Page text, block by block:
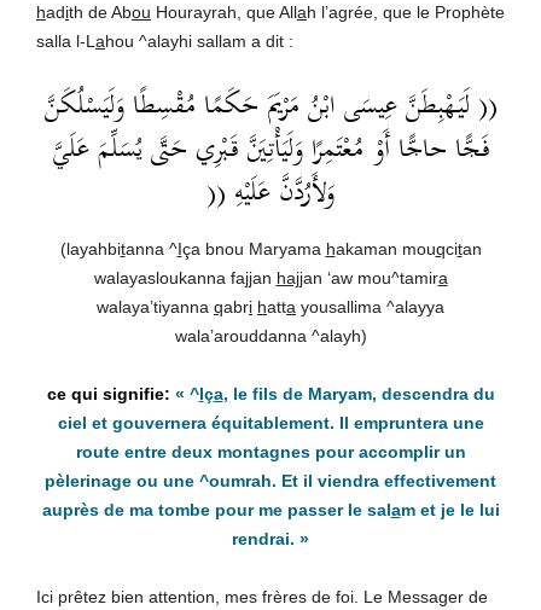
hadith de Abou Hourayrah, que Allah l’agrée, que le Prophète
salla l-L ahou ^alayhi sallam a dit :
(( لَيَهْبِطَنَّ عِيسَى ابْنُ مَرْيَمَ حَكَمًا مُقْسِطًا وَلَيَسْلُكَنَّ
فَجًّا حاجًّا أَوْ مُعْتَمِرًا وَلَيَأْتِيَنَّ قَبْرِي حَتَّى يُسَلِّمَ عَلَيَّ
وَلأَرُدَّنَّ عَلَيْهِ ((
(layahbitanna ^Iça bnou Maryama hakaman mouqcitan
walayasloukanna fajjan hajjan ‘aw mou^tamira
walaya’tiyanna qabri hatta yousallima ^alayya
wala’arouddanna ^alayh)
« ^Iça, le fils de Maryam, descendra du
ciel et gouvernera équitablement. Il empruntera une
route entre deux montagnes pour accomplir un
pèlerinage ou une ^oumrah. Et il viendra effectivement
auprès de ma tombe pour me passer le salam et je le lui
rendrai. »
Ici prêtez bien attention, mes frères de foi. Le Messager de